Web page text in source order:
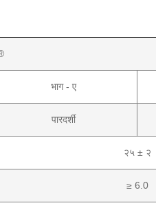
भाग - ए
पारदर्शी
२५ ± २
≥ 6.0